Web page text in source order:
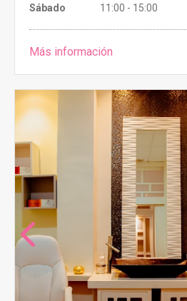
Sábado
11:00 - 15:00
Más información